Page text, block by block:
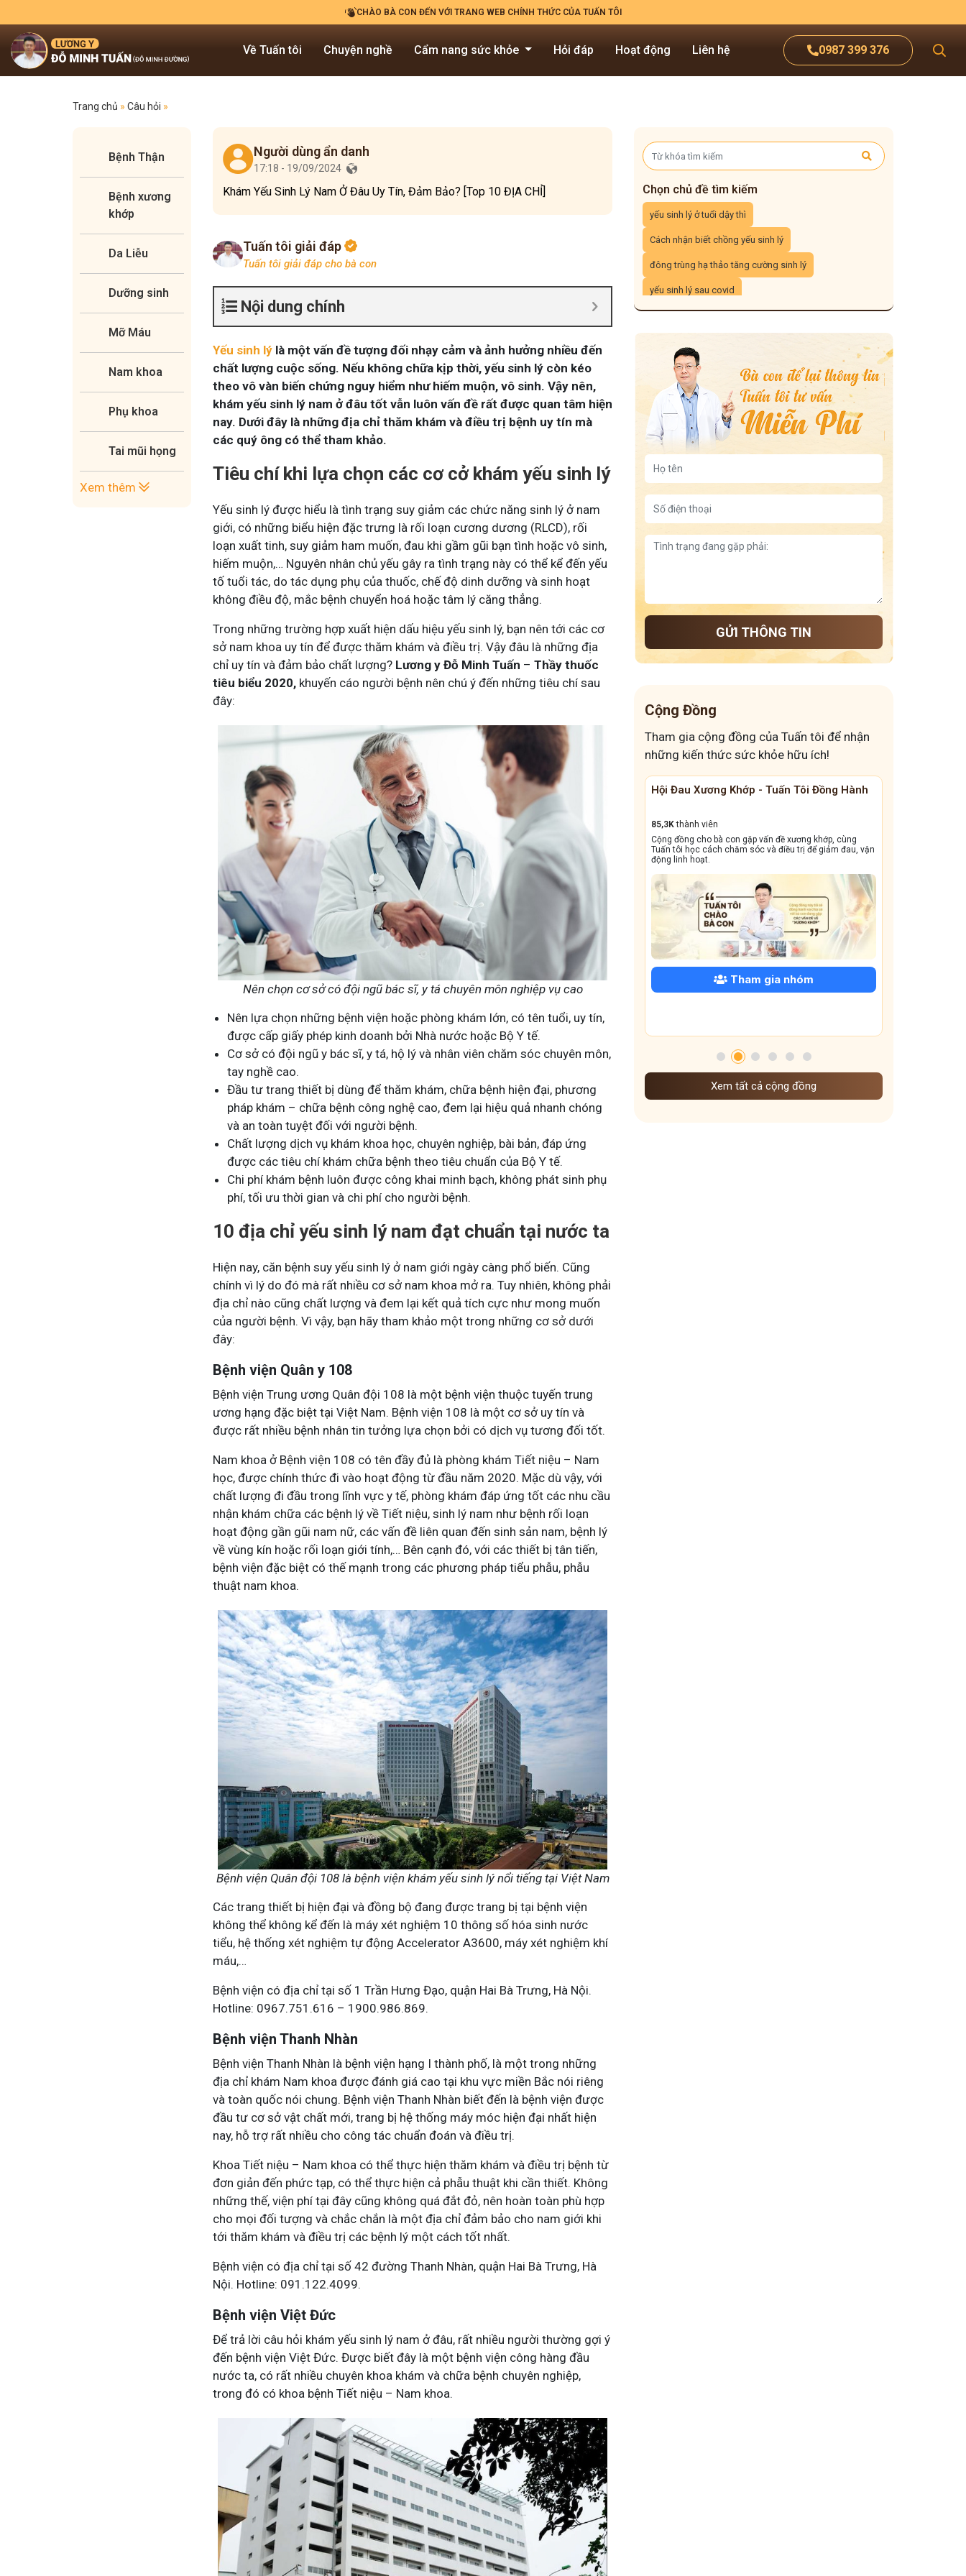
CHÀO BÀ CON ĐẾN VỚI TRANG WEB CHÍNH THỨC CỦA TUẤN TÔI
0987 399 376
Về Tuấn tôi Chuyện nghề Cẩm nang sức khỏe Hỏi đáp Hoạt động Liên hệ
Trang chủ » Câu hỏi »
Bệnh Thận
Bệnh xương
khớp
Da Liễu
Dưỡng sinh
Mỡ Máu
Nam khoa
Phụ khoa
Tai mũi họng
Xem thêm
Người dùng ẩn danh
17:18 - 19/09/2024
Khám Yếu Sinh Lý Nam Ở Đâu Uy Tín, Đảm Bảo? [Top 10 ĐỊA CHỈ]
Tuấn tôi giải đáp
Tuấn tôi giải đáp cho bà con
Nội dung chính
Yếu sinh lý là một vấn đề tượng đối nhạy cảm và ảnh hưởng nhiều đến
chất lượng cuộc sống. Nếu không chữa kịp thời, yếu sinh lý còn kéo
theo vô vàn biến chứng nguy hiểm như hiếm muộn, vô sinh. Vậy nên,
khám yếu sinh lý nam ở đâu tốt vẫn luôn vấn đề rất được quan tâm hiện
nay. Dưới đây là những địa chỉ thăm khám và điều trị bệnh uy tín mà
các quý ông có thể tham khảo.
Tiêu chí khi lựa chọn các cơ cở khám yếu sinh lý
Yếu sinh lý được hiểu là tình trạng suy giảm các chức năng sinh lý ở nam
giới, có những biểu hiện đặc trưng là rối loạn cương dương (RLCD), rối
loạn xuất tinh, suy giảm ham muốn, đau khi gầm gũi bạn tình hoặc vô sinh,
hiếm muộn,… Nguyên nhân chủ yếu gây ra tình trạng này có thể kể đến yếu
tố tuổi tác, do tác dụng phụ của thuốc, chế độ dinh dưỡng và sinh hoạt
không điều độ, mắc bệnh chuyển hoá hoặc tâm lý căng thẳng.
Trong những trường hợp xuất hiện dấu hiệu yếu sinh lý, bạn nên tới các cơ
sở nam khoa uy tín để được thăm khám và điều trị. Vậy đâu là những địa
chỉ uy tín và đảm bảo chất lượng? Lương y Đỗ Minh Tuấn –Thầy thuốc
tiêu biểu 2020, khuyến cáo người bệnh nên chú ý đến những tiêu chí sau
đây:
Nên chọn cơ sở có đội ngũ bác sĩ, y tá chuyên môn nghiệp vụ cao
Nên lựa chọn những bệnh viện hoặc phòng khám lớn, có tên tuổi, uy tín,
được cấp giấy phép kinh doanh bởi Nhà nước hoặc Bộ Y tế.
Cơ sở có đội ngũ y bác sĩ, y tá, hộ lý và nhân viên chăm sóc chuyên môn,
tay nghề cao.
Đầu tư trang thiết bị dùng để thăm khám, chữa bệnh hiện đại, phương
pháp khám – chữa bệnh công nghệ cao, đem lại hiệu quả nhanh chóng
và an toàn tuyệt đối với người bệnh.
Chất lượng dịch vụ khám khoa học, chuyên nghiệp, bài bản, đáp ứng
được các tiêu chí khám chữa bệnh theo tiêu chuẩn của Bộ Y tế.
Chi phí khám bệnh luôn được công khai minh bạch, không phát sinh phụ
phí, tối ưu thời gian và chi phí cho người bệnh.
10 địa chỉ yếu sinh lý nam đạt chuẩn tại nước ta
Hiện nay, căn bệnh suy yếu sinh lý ở nam giới ngày càng phổ biến. Cũng
chính vì lý do đó mà rất nhiều cơ sở nam khoa mở ra. Tuy nhiên, không phải
địa chỉ nào cũng chất lượng và đem lại kết quả tích cực như mong muốn
của người bệnh. Vì vậy, bạn hãy tham khảo một trong những cơ sở dưới
đây:
Bệnh viện Quân y 108
Bệnh viện Trung ương Quân đội 108 là một bệnh viện thuộc tuyến trung
ương hạng đặc biệt tại Việt Nam. Bệnh viện 108 là một cơ sở uy tín và
được rất nhiều bệnh nhân tin tưởng lựa chọn bởi có dịch vụ tương đối tốt.
Nam khoa ở Bệnh viện 108 có tên đầy đủ là phòng khám Tiết niệu – Nam
học, được chính thức đi vào hoạt động từ đầu năm 2020. Mặc dù vậy, với
chất lượng đi đầu trong lĩnh vực y tế, phòng khám đáp ứng tốt các nhu cầu
nhận khám chữa các bệnh lý về Tiết niệu, sinh lý nam như bệnh rối loạn
hoạt động gần gũi nam nữ, các vấn đề liên quan đến sinh sản nam, bệnh lý
về vùng kín hoặc rối loạn giới tính,… Bên cạnh đó, với các thiết bị tân tiến,
bệnh viện đặc biệt có thế mạnh trong các phương pháp tiểu phẫu, phẫu
thuật nam khoa.
Bệnh viện Quân đội 108 là bệnh viện khám yếu sinh lý nổi tiếng tại Việt Nam
Các trang thiết bị hiện đại và đồng bộ đang được trang bị tại bệnh viện
không thể không kể đến là máy xét nghiệm 10 thông số hóa sinh nước
tiểu, hệ thống xét nghiệm tự động Accelerator A3600, máy xét nghiệm khí
máu,…
Bệnh viện có địa chỉ tại số 1 Trần Hưng Đạo, quận Hai Bà Trưng, Hà Nội.
Hotline: 0967.751.616 – 1900.986.869.
Bệnh viện Thanh Nhàn
Bệnh viện Thanh Nhàn là bệnh viện hạng I thành phố, là một trong những
địa chỉ khám Nam khoa được đánh giá cao tại khu vực miền Bắc nói riêng
và toàn quốc nói chung. Bệnh viện Thanh Nhàn biết đến là bệnh viện được
đầu tư cơ sở vật chất mới, trang bị hệ thống máy móc hiện đại nhất hiện
nay, hỗ trợ rất nhiều cho công tác chuẩn đoán và điều trị.
Khoa Tiết niệu – Nam khoa có thể thực hiện thăm khám và điều trị bệnh từ
đơn giản đến phức tạp, có thể thực hiện cả phẫu thuật khi cần thiết. Không
những thế, viện phí tại đây cũng không quá đắt đỏ, nên hoàn toàn phù hợp
cho mọi đối tượng và chắc chắn là một địa chỉ đảm bảo cho nam giới khi
tới thăm khám và điều trị các bệnh lý một cách tốt nhất.
Bệnh viện có địa chỉ tại số 42 đường Thanh Nhàn, quận Hai Bà Trưng, Hà
Nội. Hotline: 091.122.4099.
Bệnh viện Việt Đức
Để trả lời câu hỏi khám yếu sinh lý nam ở đâu, rất nhiều người thường gợi ý
đến bệnh viện Việt Đức. Được biết đây là một bệnh viện công hàng đầu
nước ta, có rất nhiều chuyên khoa khám và chữa bệnh chuyên nghiệp,
trong đó có khoa bệnh Tiết niệu – Nam khoa.
Chọn chủ đề tìm kiếm
yếu sinh lý ở tuổi dậy thì
Cách nhận biết chồng yếu sinh lý
đông trùng hạ thảo tăng cường sinh lý
yếu sinh lý sau covid
GỬI THÔNG TIN
Cộng Đồng
Tham gia cộng đồng của Tuấn tôi để nhận
những kiến thức sức khỏe hữu ích!
Đây là nơi tôi chia sẻ cách giảm ngứa, làm dịu da và
Tuấn tôi - Y diệu thuốc nam
95,5k
Góc nhỏ tôi chia sẻ với bà con về chuyện thuốc Nam, về
tất tần tật kiến thức sức khỏe và cách chăm sóc bản
thân theo YHCT.
Tham gia nhóm
Hội Đau Xương Khớp - Tuấn Tôi Đồng Hành
85,3Kthành viên
Cộng đồng cho bà con gặp vấn đề xương khớp, cùng
Tuấn tôi học cách chăm sóc và điều trị để giảm đau, vận
động linh hoạt.
Tham gia nhóm
Cộng Đồng Chữa Bệnh Tai Mũi Họng
Cộng đồng này sẽ giúp bà con đẩy lùi tình trạng ho dai
dẳng, viêm xoang tái phát triền miền, amidan sưng
Xem tất cả cộng đồng